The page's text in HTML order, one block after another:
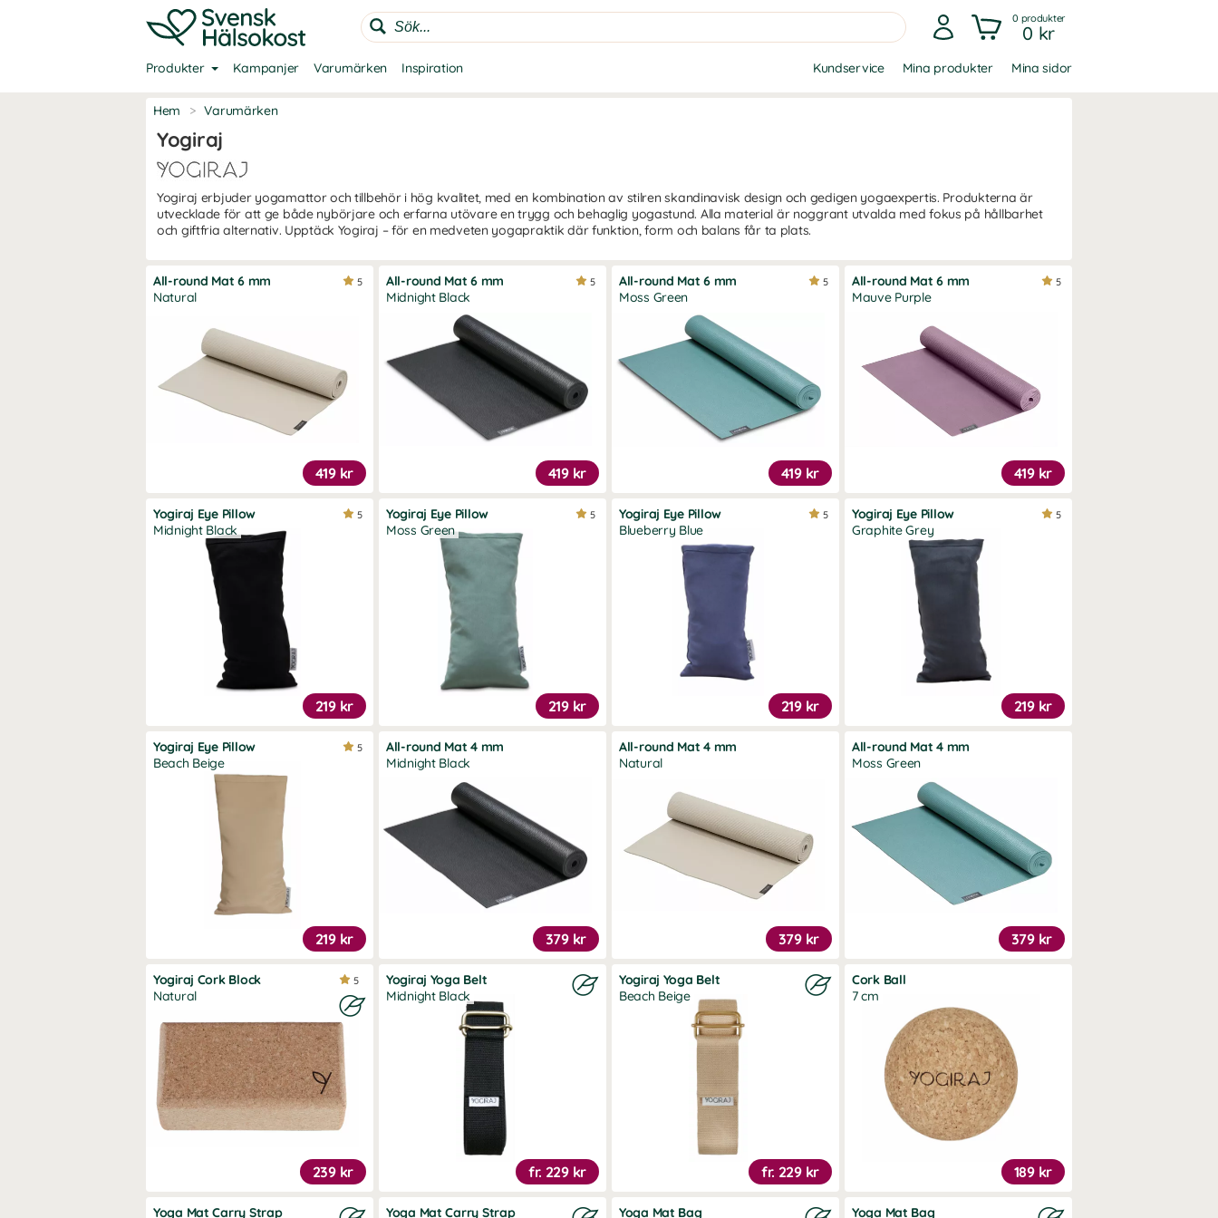
0 produkter
0 kr
Produkter Kampanjer Varumärken Inspiration Kundservice Mina produkter Mina sidor
Hem > Varumärken
Yogiraj
Yogiraj erbjuder yogamattor och tillbehör i hög kvalitet, med en kombination av stilren skandinavisk design och gedigen yogaexpertis. Produkterna är
utvecklade för att ge både nybörjare och erfarna utövare en trygg och behaglig yogastund. Alla material är noggrant utvalda med fokus på hållbarhet
och giftfria alternativ. Upptäck Yogiraj – för en medveten yogapraktik där funktion, form och balans får ta plats.
All-round Mat 6 mm
Natural
419 kr
5
All-round Mat 6 mm
Midnight Black
419 kr
5
All-round Mat 6 mm
Moss Green
419 kr
5
All-round Mat 6 mm
Mauve Purple
419 kr
5
Yogiraj Eye Pillow
Midnight Black
219 kr
5
Yogiraj Eye Pillow
Moss Green
219 kr
5
Yogiraj Eye Pillow
Blueberry Blue
219 kr
5
Yogiraj Eye Pillow
Graphite Grey
219 kr
5
Yogiraj Eye Pillow
Beach Beige
219 kr
5
All-round Mat 4 mm
Midnight Black
379 kr
All-round Mat 4 mm
Natural
379 kr
All-round Mat 4 mm
Moss Green
379 kr
Yogiraj Cork Block
Natural
239 kr
5
Yogiraj Yoga Belt
Midnight Black
fr. 229 kr
Yogiraj Yoga Belt
Beach Beige
fr. 229 kr
Cork Ball
7 cm
189 kr
Yoga Mat Carry Strap Yoga Mat Carry Strap Yoga Mat Bag Yoga Mat Bag